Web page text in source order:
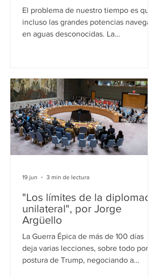
El problema de nuestro tiempo es que
incluso las grandes potencias navegan
en aguas desconocidas. La
(Navegar es necesario; vivir no es
necesario). Pocas frases antiguas han
atravesado los siglos con tanta
capacidad para interpelar el presente.
Nacida en la Roma republicana, hace
más de dos mil años, sigue ofreciendo
una reflexión valiosa sobre cómo actuar
"Los límites de la diplomacia
unilateral", por Jorge
Argüello
La Guerra Épica de más de 100 días
deja varias lecciones, sobre todo por la
postura de Trump, negociando a
19 jun 3 min de lectura